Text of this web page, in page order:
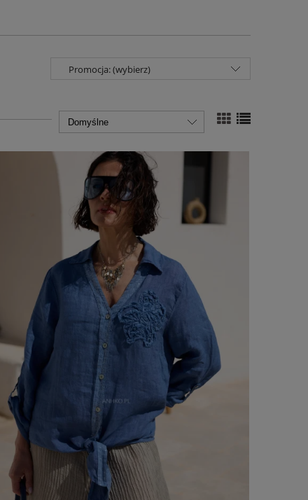
Promocja: (wybierz)